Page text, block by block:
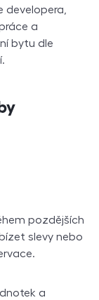
developera,
a
bytu dle
pozdějších
slevy nebo
a